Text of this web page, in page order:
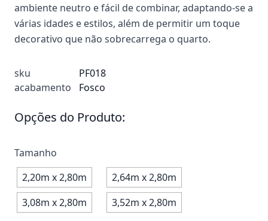
ambiente neutro e fácil de combinar, adaptando-se a
várias idades e estilos, além de permitir um toque
decorativo que não sobrecarrega o quarto.
sku
PF018
acabamento
Fosco
Opções do Produto:
Tamanho
2,20m x 2,80m
2,64m x 2,80m
3,08m x 2,80m
3,52m x 2,80m